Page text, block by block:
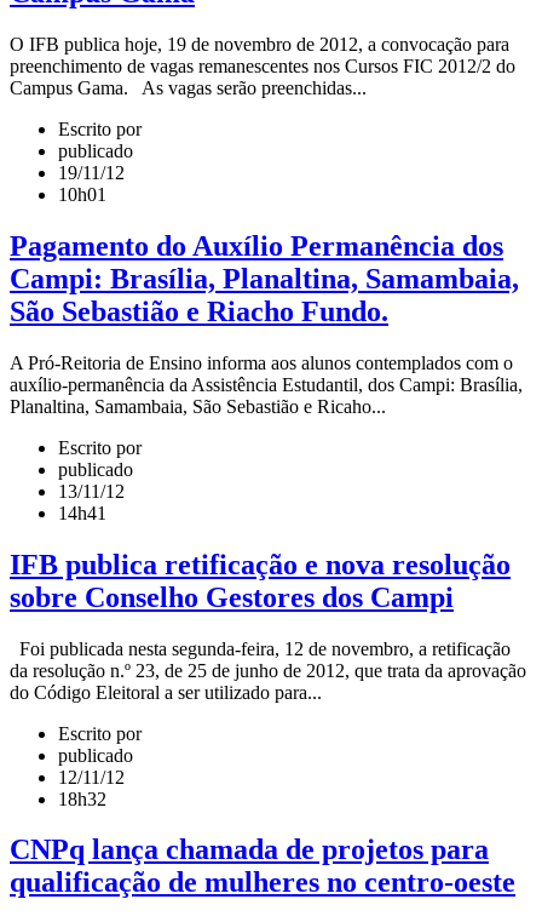
O IFB publica hoje, 19 de novembro de 2012, a convocação para
preenchimento de vagas remanescentes nos Cursos FIC 2012/2 do
Campus Gama. As vagas serão preenchidas...
Escrito por
publicado
19/11/12
10h01
Pagamento do Auxílio Permanência dos
Campi: Brasília, Planaltina, Samambaia,
São Sebastião e Riacho Fundo.
A Pró-Reitoria de Ensino informa aos alunos contemplados com o
auxílio-permanência da Assistência Estudantil, dos Campi: Brasília,
Planaltina, Samambaia, São Sebastião e Ricaho...
Escrito por
publicado
13/11/12
14h41
IFB publica retificação e nova resolução
sobre Conselho Gestores dos Campi
Foi publicada nesta segunda-feira, 12 de novembro, a retificação
da resolução n.º 23, de 25 de junho de 2012, que trata da aprovação
do Código Eleitoral a ser utilizado para...
Escrito por
publicado
12/11/12
18h32
CNPq lança chamada de projetos para
qualificação de mulheres no centro-oeste